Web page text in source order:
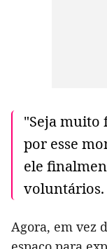
"Seja muito
por esse
ele
voluntários.
Agora, em vez